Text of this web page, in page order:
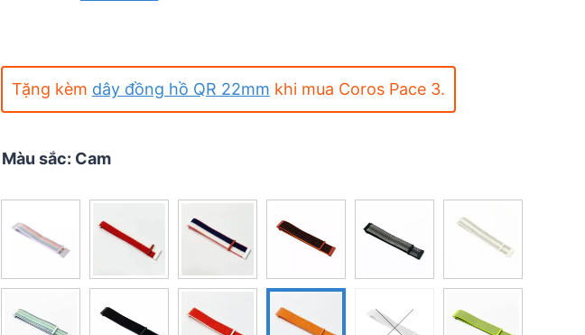
Tặng kèm dây đồng hồ QR 22mm khi mua Coros Pace 3.
Màu sắc: Cam